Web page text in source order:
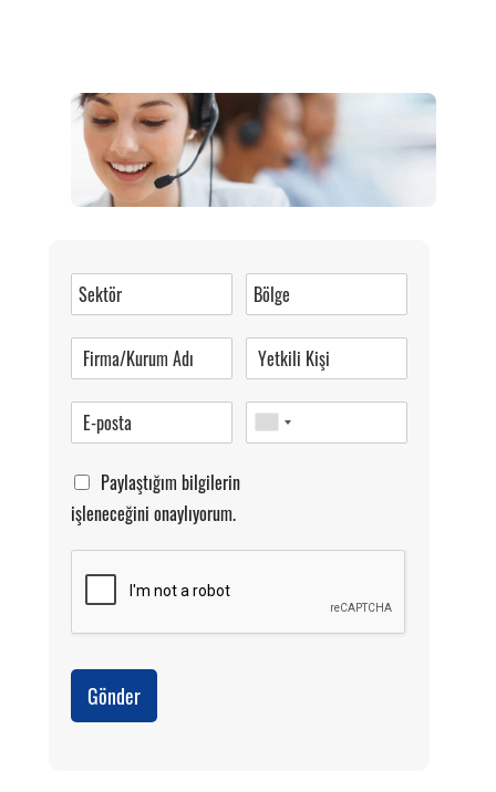
0 (216) 462 49 34
Pazartesi-Cumartesi 09.00-20.00
Paylaştığım bilgilerin
işleneceğini onaylıyorum.
Gönder